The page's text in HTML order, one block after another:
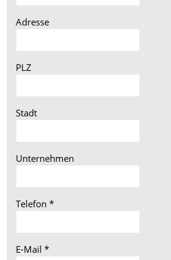
Adresse
PLZ
Stadt
Unternehmen
Telefon*
E-Mail*